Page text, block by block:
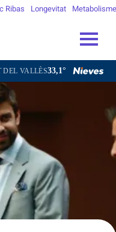
Ribas Longevitat Metabolisme
TERRASSA32,8° SABADELL